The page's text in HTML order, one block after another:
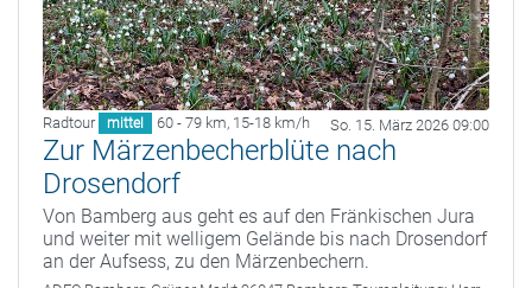
Radtour mittel 60 - 79 km, 15-18 km/h So. 15. März 2026 09:00
Zur Märzenbecherblüte nach
Drosendorf
Von Bamberg aus geht es auf den Fränkischen Jura
und weiter mit welligem Gelände bis nach Drosendorf
an der Aufsess, zu den Märzenbechern.